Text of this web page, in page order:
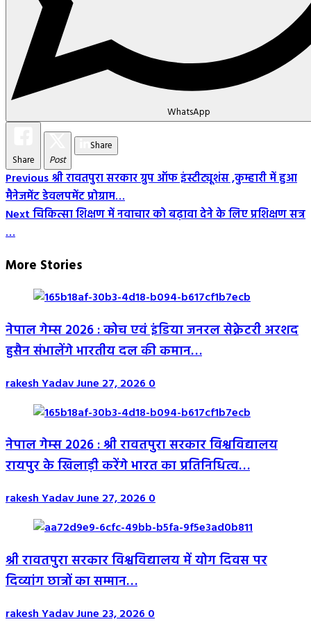
WhatsApp
Share Post
Share
Post
Navigation
Previousश्री रावतपुरा सरकार ग्रुप ऑफ इंस्टीट्यूशंस ,कुम्हारी में हुआ
मैनेजमेंट डेवलपमेंट प्रोग्राम…
Nextचिकित्सा शिक्षण में नवाचार को बढ़ावा देने के लिए प्रशिक्षण सत्र
…
More Stories
नेपाल गेम्स 2026 : कोच एवं इंडिया जनरल सेक्रेटरी अरशद
हुसैन संभालेंगे भारतीय दल की कमान…
rakesh YadavJune 27, 20260
नेपाल गेम्स 2026 : श्री रावतपुरा सरकार विश्वविद्यालय
रायपुर के खिलाड़ी करेंगे भारत का प्रतिनिधित्व…
rakesh YadavJune 27, 20260
श्री रावतपुरा सरकार विश्वविद्यालय में योग दिवस पर
दिव्यांग छात्रों का सम्मान…
rakesh YadavJune 23, 20260